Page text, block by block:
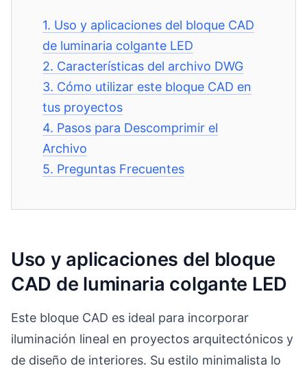
1. Uso y aplicaciones del bloque CAD
de luminaria colgante LED
2. Características del archivo DWG
3. Cómo utilizar este bloque CAD en
tus proyectos
4. Pasos para Descomprimir el
Archivo
5. Preguntas Frecuentes
Uso y aplicaciones del bloque
CAD de luminaria colgante LED
Este bloque CAD es ideal para incorporar
iluminación lineal en proyectos arquitectónicos y
de diseño de interiores. Su estilo minimalista lo